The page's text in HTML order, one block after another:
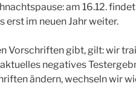
am 16.12.
erst im neuen Jahr weiter.
Vorschriften gibt, gilt: wir
negatives
ändern, wechseln wir